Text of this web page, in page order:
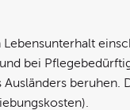
bei
beruhen.